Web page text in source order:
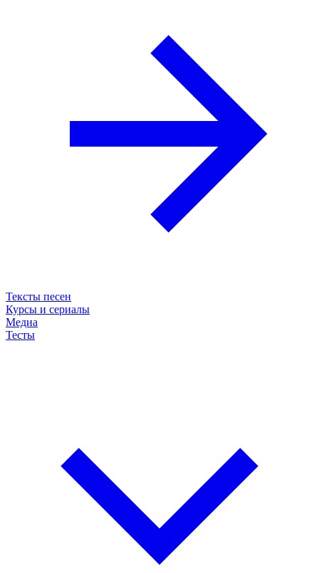
Тексты песен
Курсы и сериалы
Медиа
Тесты